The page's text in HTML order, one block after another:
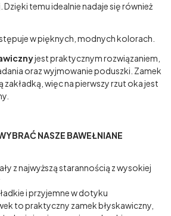
. Dzięki temu idealnie nadaje się również
w pięknych, modnych kolorach.
jest praktycznym rozwiązaniem,
oraz wyjmowanie poduszki. Zamek
więc na pierwszy rzut oka jest
NASZE BAWEŁNIANE
z najwyższą starannością z wysokiej
i przyjemne w dotyku
to praktyczny zamek błyskawiczny,